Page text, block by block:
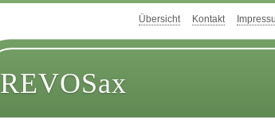
Übersicht Kontakt
REVOSax